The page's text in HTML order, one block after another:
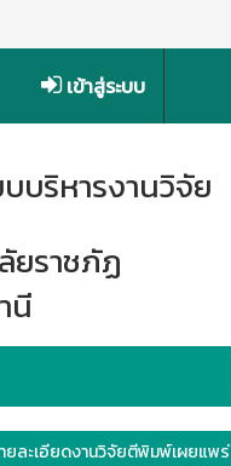
เข้าสู่ระบบ
บบริหารงานวิจัย
ยราชภัฏ
นี
ยละเอียดงานวิจัยตีพิมพ์เผยแพร่